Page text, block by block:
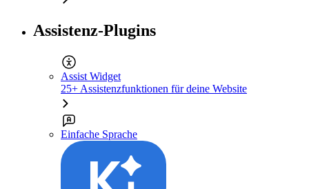
Assistenz-Plugins
Assist Widget
25+ Assistenzfunktionen für deine Website
Einfache Sprache